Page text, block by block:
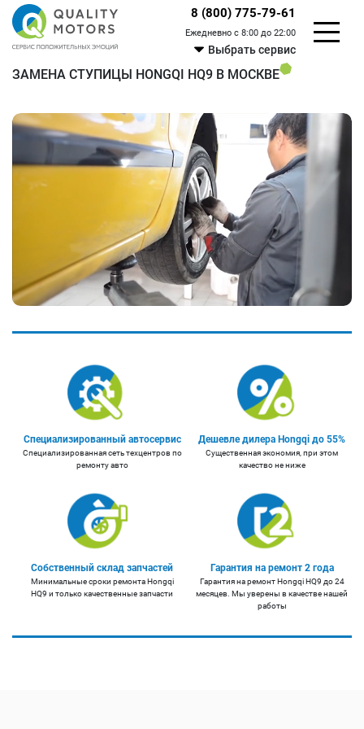
8 (800) 775-79-61
Ежедневно с 8:00 до 22:00
Выбрать сервис
ЗАМЕНА СТУПИЦЫ HONGQI HQ9 В МОСКВЕ
Специализированный автосервис
Специализированная сеть техцентров по
ремонту авто
Дешевле дилера Hongqi до 55%
Существенная экономия, при этом
качество не ниже
Собственный склад запчастей
Минимальные сроки ремонта Hongqi
HQ9 и только качественные запчасти
Гарантия на ремонт 2 года
Гарантия на ремонт Hongqi HQ9 до 24
месяцев. Мы уверены в качестве нашей
работы